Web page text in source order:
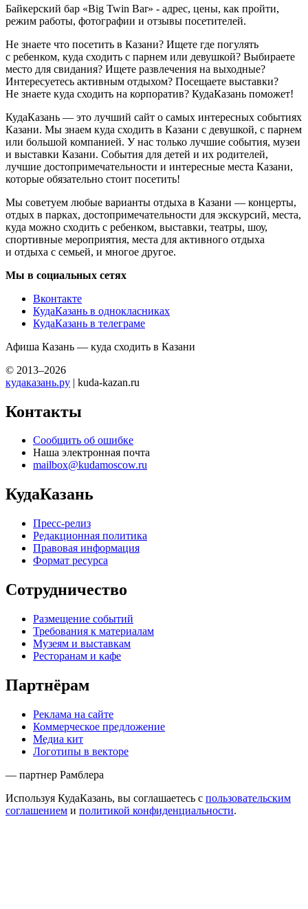
Байкерский бар «Big Twin Bar» - адрес, цены, как пройти,
режим работы, фотографии и отзывы посетителей.
Не знаете что посетить в Казани? Ищете где погулять
с ребенком, куда сходить с парнем или девушкой? Выбираете
место для свидания? Ищете развлечения на выходные?
Интересуетесь активным отдыхом? Посещаете выставки?
Не знаете куда сходить на корпоратив? КудаКазань поможет!
КудаКазань — это лучший сайт о самых интересных событиях
Казани. Мы знаем куда сходить в Казани с девушкой, с парнем
или большой компанией. У нас только лучшие события, музеи
и выставки Казани. События для детей и их родителей,
лучшие достопримечательности и интересные места Казани,
которые обязательно стоит посетить!
Мы советуем любые варианты отдыха в Казани — концерты,
отдых в парках, достопримечательности для экскурсий, места,
куда можно сходить с ребенком, выставки, театры, шоу,
спортивные мероприятия, места для активного отдыха
и отдыха с семьей, и многое другое.
Мы в социальных сетях
Вконтакте
КудаКазань в однокласниках
КудаКазань в телеграме
Афиша Казань — куда сходить в Казани
© 2013–2026
кудаказань.ру | kuda-kazan.ru
Контакты
Сообщить об ошибке
Наша электронная почта
mailbox@kudamoscow.ru
КудаКазань
Пресс-релиз
Редакционная политика
Правовая информация
Формат ресурса
Сотрудничество
Размещение событий
Требования к материалам
Музеям и выставкам
Ресторанам и кафе
Партнёрам
Реклама на сайте
Коммерческое предложение
Медиа кит
Логотипы в векторе
— партнер Рамблера
Используя КудаКазань, вы соглашаетесь с пользовательским
соглашением и политикой конфиденциальности.